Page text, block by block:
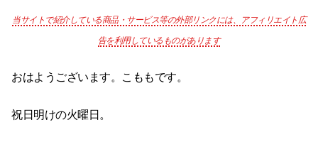
当サイトで紹介している商品・サービス等の外部リンクには、アフィリエイト広
告を利用しているものがあります
おはようございます。こももです。
祝日明けの火曜日。